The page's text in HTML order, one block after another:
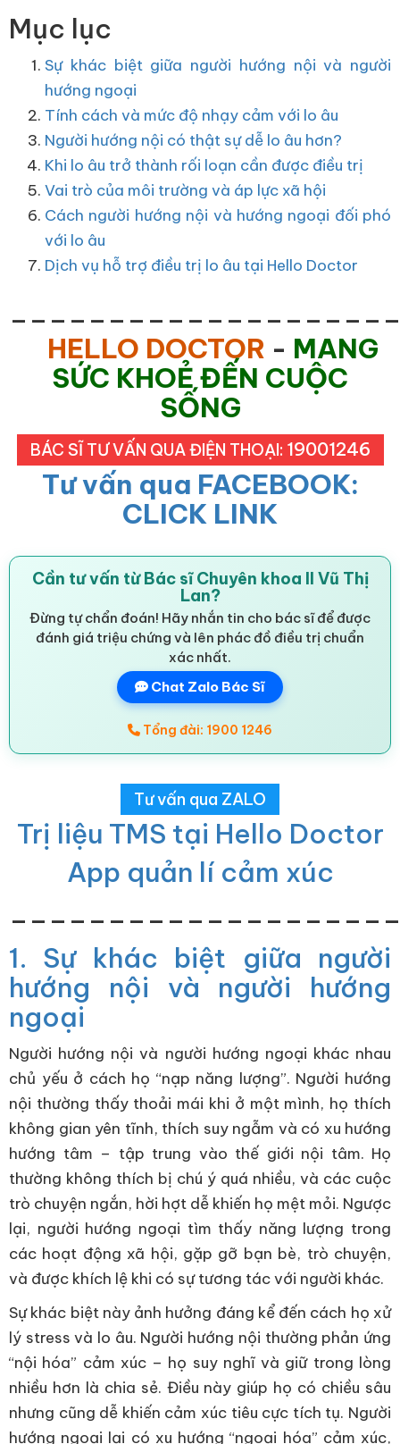
Mục lục
Sự khác biệt giữa người hướng nội và người
hướng ngoại
Tính cách và mức độ nhạy cảm với lo âu
Người hướng nội có thật sự dễ lo âu hơn?
Khi lo âu trở thành rối loạn cần được điều trị
Vai trò của môi trường và áp lực xã hội
Cách người hướng nội và hướng ngoại đối phó
với lo âu
Dịch vụ hỗ trợ điều trị lo âu tại Hello Doctor
HELLO DOCTOR - MANG
SỨC KHOẺ ĐẾN CUỘC
SỐNG
BÁC SĨ TƯ VẤN QUA ĐIỆN THOẠI: 19001246
Tư vấn qua FACEBOOK:
CLICK LINK
Cần tư vấn từ Bác sĩ Chuyên khoa II Vũ Thị
Lan?
Đừng tự chẩn đoán! Hãy nhắn tin cho bác sĩ để được
đánh giá triệu chứng và lên phác đồ điều trị chuẩn
xác nhất.
Chat Zalo Bác Sĩ
Tổng đài: 1900 1246
Tư vấn qua ZALO
Trị liệu TMS tại Hello Doctor
App quản lí cảm xúc
1. Sự khác biệt giữa người
hướng nội và người hướng
ngoại
Người hướng nội và người hướng ngoại khác nhau
chủ yếu ở cách họ “nạp năng lượng”. Người hướng
nội thường thấy thoải mái khi ở một mình, họ thích
không gian yên tĩnh, thích suy ngẫm và có xu hướng
hướng tâm – tập trung vào thế giới nội tâm. Họ
thường không thích bị chú ý quá nhiều, và các cuộc
trò chuyện ngắn, hời hợt dễ khiến họ mệt mỏi. Ngược
lại, người hướng ngoại tìm thấy năng lượng trong
các hoạt động xã hội, gặp gỡ bạn bè, trò chuyện,
và được khích lệ khi có sự tương tác với người khác.
Sự khác biệt này ảnh hưởng đáng kể đến cách họ xử
lý stress và lo âu. Người hướng nội thường phản ứng
“nội hóa” cảm xúc – họ suy nghĩ và giữ trong lòng
nhiều hơn là chia sẻ. Điều này giúp họ có chiều sâu
nhưng cũng dễ khiến cảm xúc tiêu cực tích tụ. Người
hướng ngoại lại có xu hướng “ngoại hóa” cảm xúc,